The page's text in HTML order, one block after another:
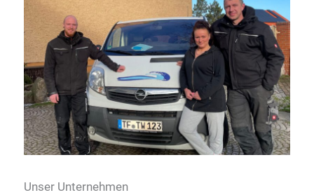
Unser Unternehmen